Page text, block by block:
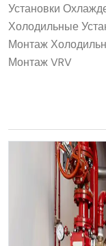
Установки
Холодильные
Монтаж
Монтаж VRV